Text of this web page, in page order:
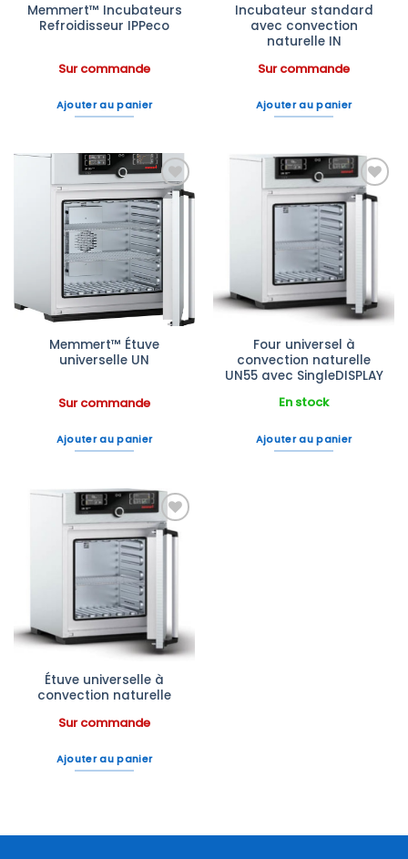
Memmert™ Incubateurs
Refroidisseur IPPeco
Sur commande
Ajouter au panier
Incubateur standard
avec convection
naturelle IN
Sur commande
Ajouter au panier
Ajouter
à la liste
d’envies
Memmert™ Étuve
universelle UN
Sur commande
Ajouter au panier
Ajouter
à la liste
d’envies
Four universel à
convection naturelle
UN55 avec SingleDISPLAY
En stock
Ajouter au panier
Ajouter
à la liste
d’envies
Étuve universelle à
convection naturelle
Sur commande
Ajouter au panier